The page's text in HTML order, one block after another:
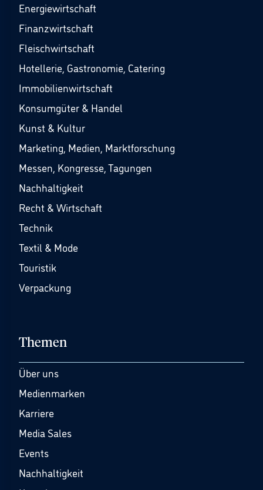
Energiewirtschaft
Finanzwirtschaft
Fleischwirtschaft
Hotellerie, Gastronomie, Catering
Immobilienwirtschaft
Konsumgüter & Handel
Kunst & Kultur
Marketing, Medien, Marktforschung
Messen, Kongresse, Tagungen
Nachhaltigkeit
Recht & Wirtschaft
Technik
Textil & Mode
Touristik
Verpackung
Themen
Über uns
Medienmarken
Karriere
Media Sales
Events
Nachhaltigkeit